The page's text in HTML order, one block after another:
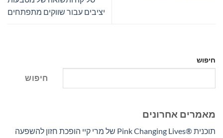
יציבים עבור שווקים מתפתחים
חיפוש
חיפוש
מאמרים אחרונים
תוכנית Pink Changing Lives®‎ של מרי קיי הופכת חזון להשפעה